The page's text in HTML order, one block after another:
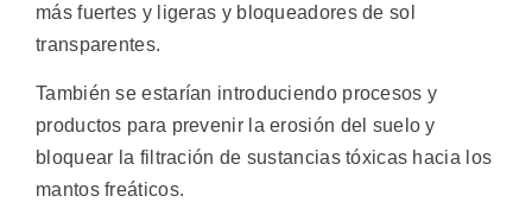
más fuertes y ligeras y bloqueadores de sol
transparentes.
También se estarían introduciendo procesos y
productos para prevenir la erosión del suelo y
bloquear la filtración de sustancias tóxicas hacia los
mantos freáticos.